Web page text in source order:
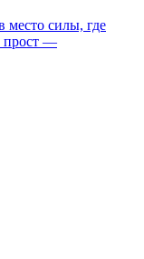
место силы, где
прост —